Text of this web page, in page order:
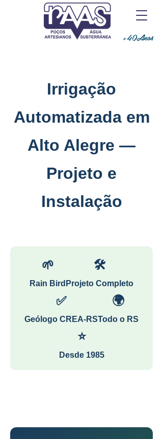
+40Anos
Irrigação
Automatizada em
Alto Alegre —
Projeto e
Instalação
🌱
Rain Bird
🛠
Projeto Completo
✅
Geólogo CREA-RS
🌍
Todo o RS
⭐
Desde 1985